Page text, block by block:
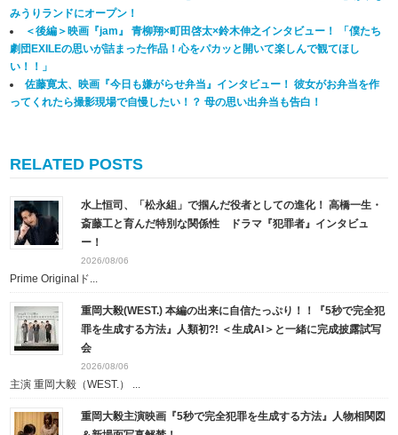
みうりランドにオープン！
＜後編＞映画『jam』 青柳翔×町田啓太×鈴木伸之インタビュー！ 「僕たち
劇団EXILEの思いが詰まった作品！心をパカッと開いて楽しんで観てほし
い！！」
佐藤寛太、映画『今日も嫌がらせ弁当』インタビュー！ 彼女がお弁当を作
ってくれたら撮影現場で自慢したい！？ 母の思い出弁当も告白！
RELATED POSTS
水上恒司、「松永組」で掴んだ役者としての進化！ 高橋一生・
斎藤工と育んだ特別な関係性 ドラマ『犯罪者』インタビュ
ー！
2026/08/06
Prime Originalド...
重岡大毅(WEST.) 本編の出来に自信たっぷり！！『5秒で完全犯
罪を生成する方法』人類初?! ＜生成AI＞と一緒に完成披露試写
会
2026/08/06
主演 重岡大毅（WEST.） ...
重岡大毅主演映画『5秒で完全犯罪を生成する方法』人物相関図